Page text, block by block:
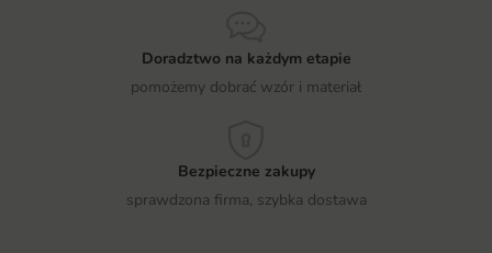
Doradztwo na każdym etapie
pomożemy dobrać wzór i materiał
Bezpieczne zakupy
sprawdzona firma, szybka dostawa